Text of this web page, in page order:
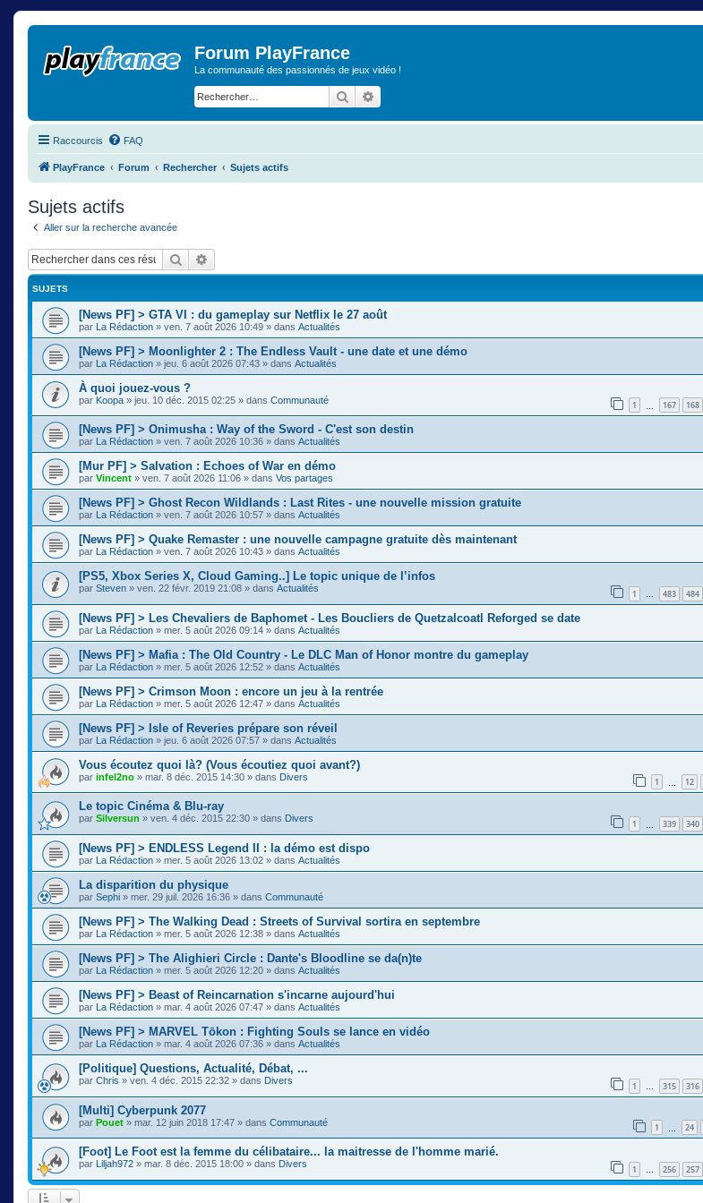
Forum PlayFrance
La communauté des passionnés de jeux vidéo !
Rechercher
Raccourcis FAQ
PlayFrance Forum Rechercher Sujets actifs
Sujets actifs
Aller sur la recherche avancée
Rechercher
SUJETS
[News PF] > GTA VI : du gameplay sur Netflix le 27 août
par La Rédaction » ven. 7 août 2026 10:49 » dans Actualités
[News PF] > Moonlighter 2 : The Endless Vault - une date et une démo
par La Rédaction » jeu. 6 août 2026 07:43 » dans Actualités
À quoi jouez-vous ?
par Koopa » jeu. 10 déc. 2015 02:25 » dans Communauté 1 167 168
[News PF] > Onimusha : Way of the Sword - C'est son destin
par La Rédaction » ven. 7 août 2026 10:36 » dans Actualités
[Mur PF] > Salvation : Echoes of War en démo
par Vincent » ven. 7 août 2026 11:06 » dans Vos partages
[News PF] > Ghost Recon Wildlands : Last Rites - une nouvelle mission gratuite
par La Rédaction » ven. 7 août 2026 10:57 » dans Actualités
[News PF] > Quake Remaster : une nouvelle campagne gratuite dès maintenant
par La Rédaction » ven. 7 août 2026 10:43 » dans Actualités
[PS5, Xbox Series X, Cloud Gaming..] Le topic unique de l’infos
par Steven » ven. 22 févr. 2019 21:08 » dans Actualités 1 … 483 484
[News PF] > Les Chevaliers de Baphomet - Les Boucliers de Quetzalcoatl Reforged se date
par La Rédaction » mer. 5 août 2026 09:14 » dans Actualités
[News PF] > Mafia : The Old Country - Le DLC Man of Honor montre du gameplay
par La Rédaction » mer. 5 août 2026 12:52 » dans Actualités
[News PF] > Crimson Moon : encore un jeu à la rentrée
par La Rédaction » mer. 5 août 2026 12:47 » dans Actualités
[News PF] > Isle of Reveries prépare son réveil
par La Rédaction » jeu. 6 août 2026 07:57 » dans Actualités
Vous écoutez quoi là? (Vous écoutiez quoi avant?)
par infel2no » mar. 8 déc. 2015 14:30 » dans Divers 1 12
Le topic Cinéma & Blu-ray
par Silversun » ven. 4 déc. 2015 22:30 » dans Divers 1 339 340
[News PF] > ENDLESS Legend II : la démo est dispo
par La Rédaction » mer. 5 août 2026 13:02 » dans Actualités
La disparition du physique
par Sephi » mer. 29 juil. 2026 16:36 » dans Communauté
[News PF] > The Walking Dead : Streets of Survival sortira en septembre
par La Rédaction » mer. 5 août 2026 12:38 » dans Actualités
[News PF] > The Alighieri Circle : Dante's Bloodline se da(n)te
par La Rédaction » mer. 5 août 2026 12:20 » dans Actualités
[News PF] > Beast of Reincarnation s'incarne aujourd'hui
par La Rédaction » mar. 4 août 2026 07:47 » dans Actualités
[News PF] > MARVEL Tōkon : Fighting Souls se lance en vidéo
par La Rédaction » mar. 4 août 2026 07:36 » dans Actualités
[Politique] Questions, Actualité, Débat, ...
par Chris » ven. 4 déc. 2015 22:32 » dans Divers 1 … 315 316
[Multi] Cyberpunk 2077
par Pouet » mar. 12 juin 2018 17:47 » dans Communauté 1 24
[Foot] Le Foot est la femme du célibataire... la maitresse de l'homme marié.
par Liljah972 » mar. 8 déc. 2015 18:00 » dans Divers 1 … 256 257